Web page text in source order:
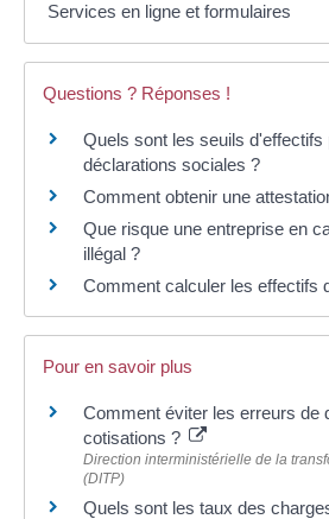
Services en ligne et formulaires
Questions ? Réponses !
Quels sont les seuils d'effectifs
déclarations sociales ?
Comment obtenir une
Que risque une entreprise en
illégal ?
Comment calculer les effectifs
Pour en savoir plus
Comment éviter les erreurs de
cotisations ?
Direction interministérielle de la
(DITP)
Quels sont les taux des